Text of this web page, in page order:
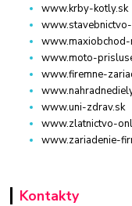
www.krby-kotly.sk
www.maxiobchod-
www.moto-
www.firemne-
www.uni-zdrav.sk
www.zlatnictvo-
www.zariadenie-
Kontakty